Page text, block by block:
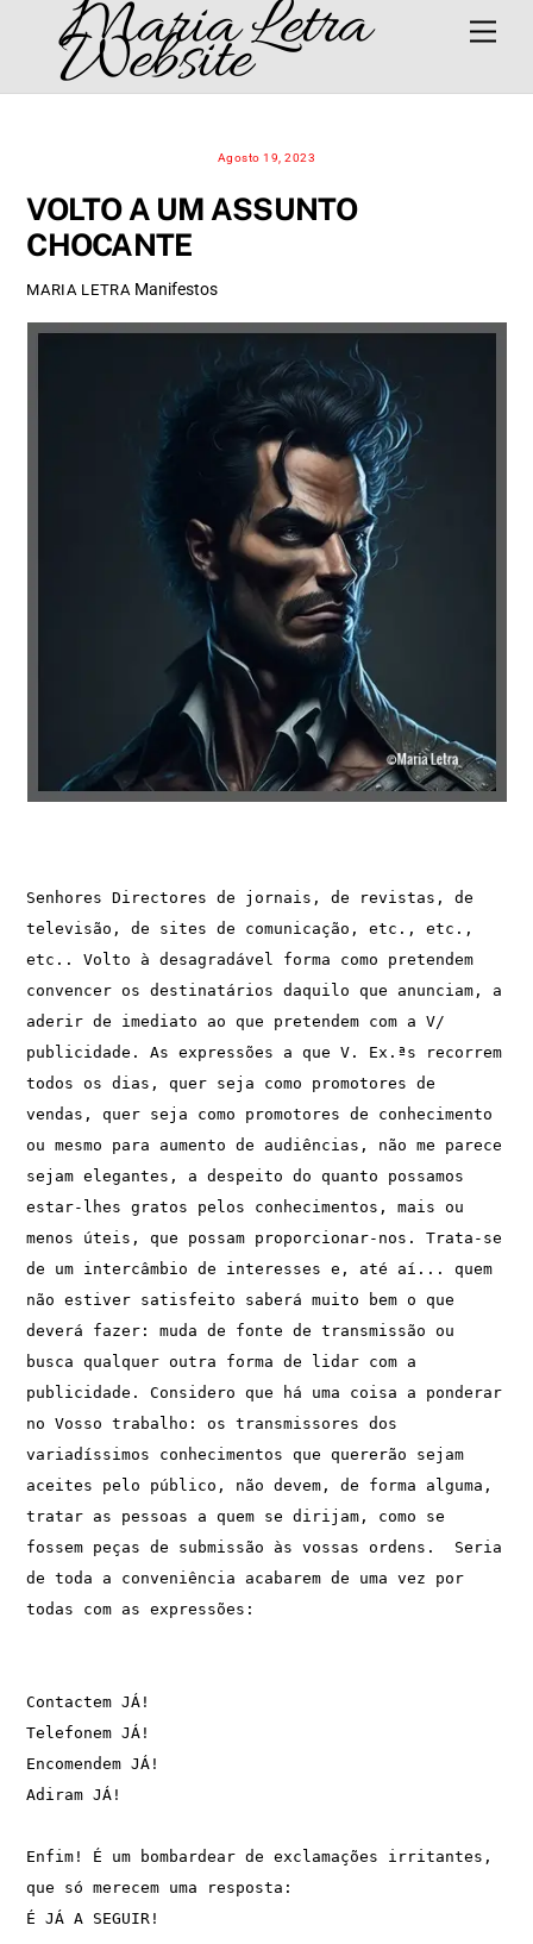
content
Maria Letra
Website
Agosto 19, 2023
VOLTO A UM ASSUNTO
CHOCANTE
MARIA LETRA Manifestos
Senhores Directores de jornais, de revistas, de
televisão, de sites de comunicação, etc., etc.,
etc.. Volto à desagradável forma como pretendem
convencer os destinatários daquilo que anunciam, a
aderir de imediato ao que pretendem com a V/
publicidade. As expressões a que V. Ex.ªs recorrem
todos os dias, quer seja como promotores de
vendas, quer seja como promotores de conhecimento
ou mesmo para aumento de audiências, não me parece
sejam elegantes, a despeito do quanto possamos
estar-lhes gratos pelos conhecimentos, mais ou
menos úteis, que possam proporcionar-nos. Trata-se
de um intercâmbio de interesses e, até aí... quem
não estiver satisfeito saberá muito bem o que
deverá fazer: muda de fonte de transmissão ou
busca qualquer outra forma de lidar com a
publicidade. Considero que há uma coisa a ponderar
no Vosso trabalho: os transmissores dos
variadíssimos conhecimentos que quererão sejam
aceites pelo público, não devem, de forma alguma,
tratar as pessoas a quem se dirijam, como se
fossem peças de submissão às vossas ordens.  Seria
de toda a conveniência acabarem de uma vez por
todas com as expressões:
Contactem JÁ!
Telefonem JÁ!
Encomendem JÁ!
Adiram JÁ!
Enfim! É um bombardear de exclamações irritantes,
É JÁ A SEGUIR!